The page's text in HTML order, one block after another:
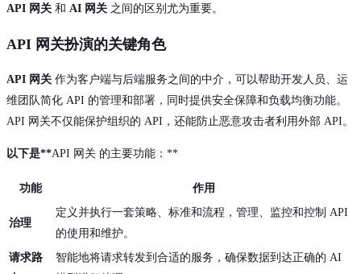
API 网关 和 AI 网关 之间的区别尤为重要。
API 网关扮演的关键角色
API 网关 作为客户端与后端服务之间的中介，可以帮助开发人员、运
维团队简化 API 的管理和部署，同时提供安全保障和负载均衡功能。
API 网关不仅能保护组织的 API，还能防止恶意攻击者利用外部 API。
以下是**API 网关 的主要功能：**
功能 作用
治理
定义并执行一套策略、标准和流程，管理、监控和控制 API
的使用和维护。
请求路
智能地将请求转发到合适的服务，确保数据到达正确的 AI